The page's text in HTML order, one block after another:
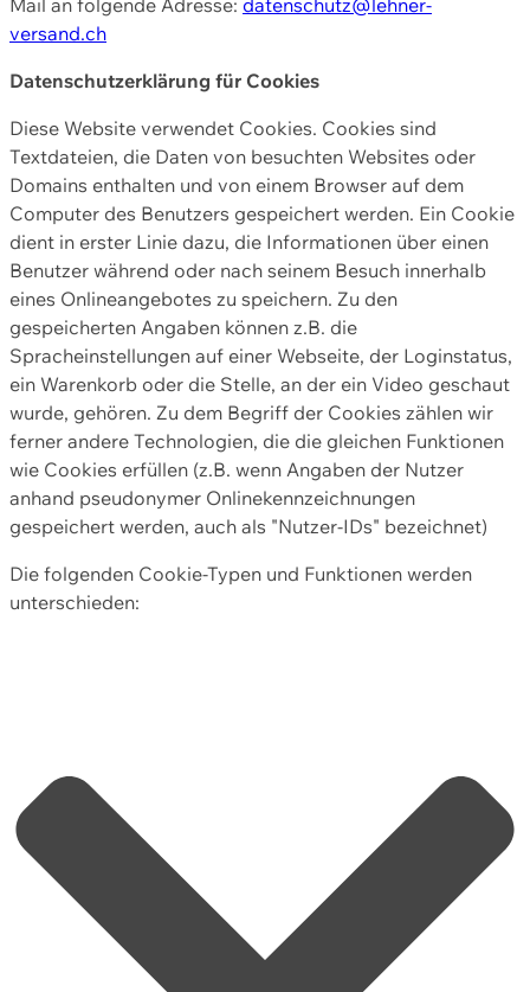
versand.ch
Datenschutzerklärung für Cookies
Diese Website verwendet Cookies. Cookies sind
Textdateien, die Daten von besuchten Websites oder
Domains enthalten und von einem Browser auf dem
Computer des Benutzers gespeichert werden. Ein Cookie
dient in erster Linie dazu, die Informationen über einen
Benutzer während oder nach seinem Besuch innerhalb
eines Onlineangebotes zu speichern. Zu den
gespeicherten Angaben können z.B. die
Spracheinstellungen auf einer Webseite, der Loginstatus,
ein Warenkorb oder die Stelle, an der ein Video geschaut
wurde, gehören. Zu dem Begriff der Cookies zählen wir
ferner andere Technologien, die die gleichen Funktionen
wie Cookies erfüllen (z.B. wenn Angaben der Nutzer
anhand pseudonymer Onlinekennzeichnungen
gespeichert werden, auch als "Nutzer-IDs" bezeichnet)
Die folgenden Cookie-Typen und Funktionen werden
unterschieden: